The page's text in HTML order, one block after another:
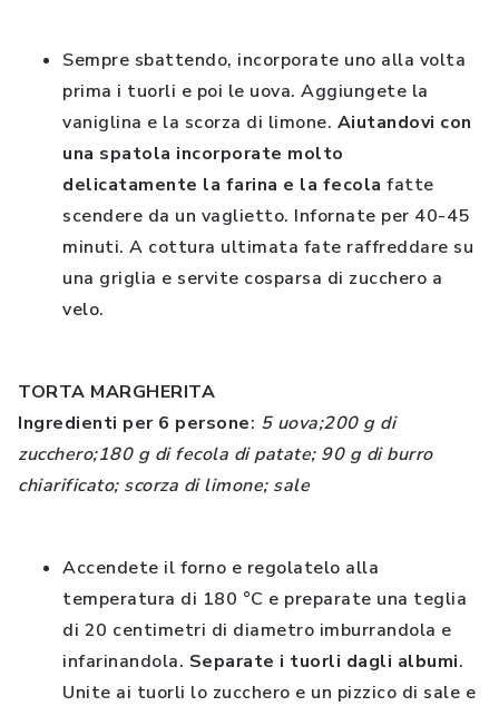
Sempre sbattendo, incorporate uno alla volta
prima i tuorli e poi le uova. Aggiungete la
vaniglina e la scorza di limone. Aiutandovi con
una spatola incorporate molto
delicatamente la farina e la fecola fatte
scendere da un vaglietto. Infornate per 40-45
minuti. A cottura ultimata fate raffreddare su
una griglia e servite cosparsa di zucchero a
velo.
TORTA MARGHERITA
Ingredienti per 6 persone: 5 uova;200 g di
zucchero;180 g di fecola di patate; 90 g di burro
chiarificato; scorza di limone; sale
Accendete il forno e regolatelo alla
temperatura di 180 °C e preparate una teglia
di 20 centimetri di diametro imburrandola e
infarinandola. Separate i tuorli dagli albumi.
Unite ai tuorli lo zucchero e un pizzico di sale e